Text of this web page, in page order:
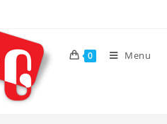
0 Menu